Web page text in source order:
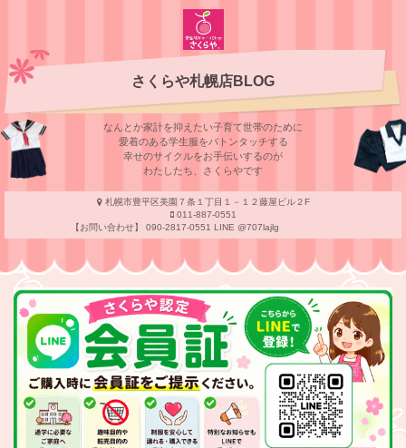
さくらや札幌店BLOG
なんとか家計を抑えたい子育て世帯のために
愛着のある学⽣服をバトンタッチする
幸せのサイクルをお⼿伝いするのが
わたしたち、さくらやです
札幌市豊平区美園７条１丁目１－１２藤屋ビル２F
011-887-0551
【お問い合わせ】 090-2817-0551 LINE @707lajlg